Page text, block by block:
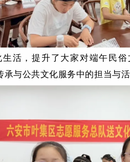
活，提升了大家对端午民
与公共文化服务中的担当与活